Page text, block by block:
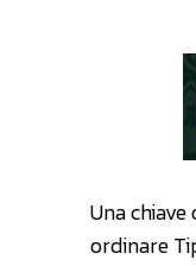
Una
ordinare